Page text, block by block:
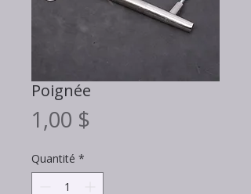
Poignée
1,00 $
Quantité *